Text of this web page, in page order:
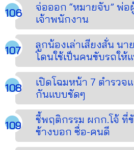
จ่อออก “หมายจับ” พ่อ
เจ้าพนักงาน
ลูกน้องเล่าเสียงสั่น น
โดนใช้เป็นคนขับรถให้
เปิดโฉมหน้า 7 ตำรวจ
กันแบบชัดๆ
ชี้พฤติกรรม ผกก.โจ้
ข้างบอก ซื่อ-คนดี